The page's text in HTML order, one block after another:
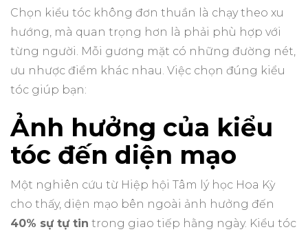
Chọn kiểu tóc không đơn thuần là chạy theo xu
hướng, mà quan trọng hơn là phải phù hợp với
từng người. Mỗi gương mặt có những đường nét,
ưu nhược điểm khác nhau. Việc chọn đúng kiểu
tóc giúp bạn:
Ảnh hưởng của kiểu
tóc đến diện mạo
Một nghiên cứu từ Hiệp hội Tâm lý học Hoa Kỳ
cho thấy, diện mạo bên ngoài ảnh hưởng đến
40% sự tự tin trong giao tiếp hằng ngày. Kiểu tóc